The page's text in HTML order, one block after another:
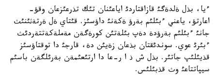
ءيا، بذل ةلدةگئ قازاقتاردئ اياعئنان تئك تذرعئزعان وقؤ-
اعارتؤ، ياعني ءبئلئم بةرؤ ةكةنئ داؤسئز. قئتاي ةل ةرتةثئنئث
جانئ ءبئلئم بةرؤدة دةپ بئلةتئن كورةگةن مةملةكةتتةردئث
ءبئرئ عوي. سوندئقتان بذعان زةيئن دة، قارجئ دا توقتاؤسئز
قذيئلئپ جاتئر. بذل ش ذ ا ر-عا دا ارتئعئمةن بةرئلگةن باسئم
سيپاتتاعئ وث قذبئلئس.